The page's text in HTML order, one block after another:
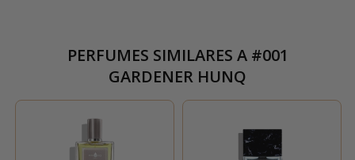
PERFUMES SIMILARES A#001
GARDENER HUNQ